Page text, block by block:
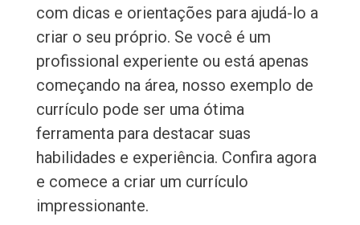
com dicas e orientações para ajudá-lo a
criar o seu próprio. Se você é um
profissional experiente ou está apenas
começando na área, nosso exemplo de
currículo pode ser uma ótima
ferramenta para destacar suas
habilidades e experiência. Confira agora
e comece a criar um currículo
impressionante.